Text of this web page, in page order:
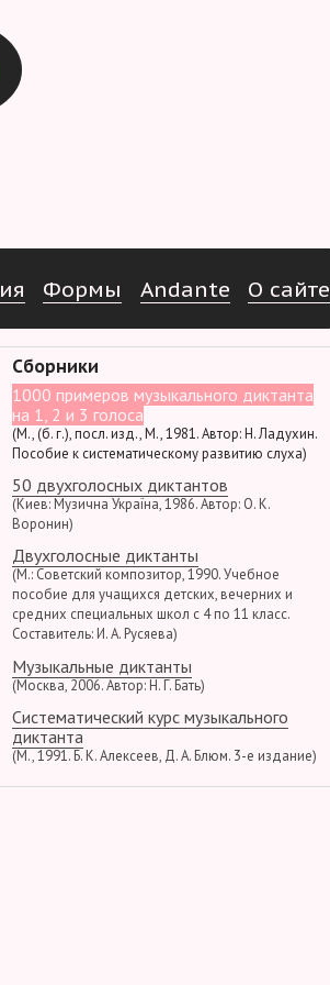
ия Формы Andante О сайте
Сборники
1000 примеров музыкального диктанта
на 1, 2 и 3 голоса
(М., (б. г.), посл. изд., М., 1981. Автор: Н. Ладухин.
Пособие к систематическому развитию слуха)
50 двухголосных диктантов
(Киев: Музична Україна, 1986. Автор: О. К.
Воронин)
Двухголосные диктанты
(М.: Советский композитор, 1990. Учебное
пособие для учащихся детских, вечерних и
средних специальных школ с 4 по 11 класс.
Составитель: И. А. Русяева)
Музыкальные диктанты
(Москва, 2006. Автор: Н. Г. Бать)
Систематический курс музыкального
диктанта
(М., 1991. Б. К. Алексеев, Д. А. Блюм. 3-е издание)